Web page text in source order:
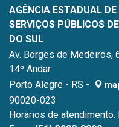
AGÊNCIA ESTADUAL
SERVIÇOS PÚBLICOS
DO SUL
Av. Borges de Medeiros,
14º Andar
Porto Alegre - RS -
90020-023
Horários de